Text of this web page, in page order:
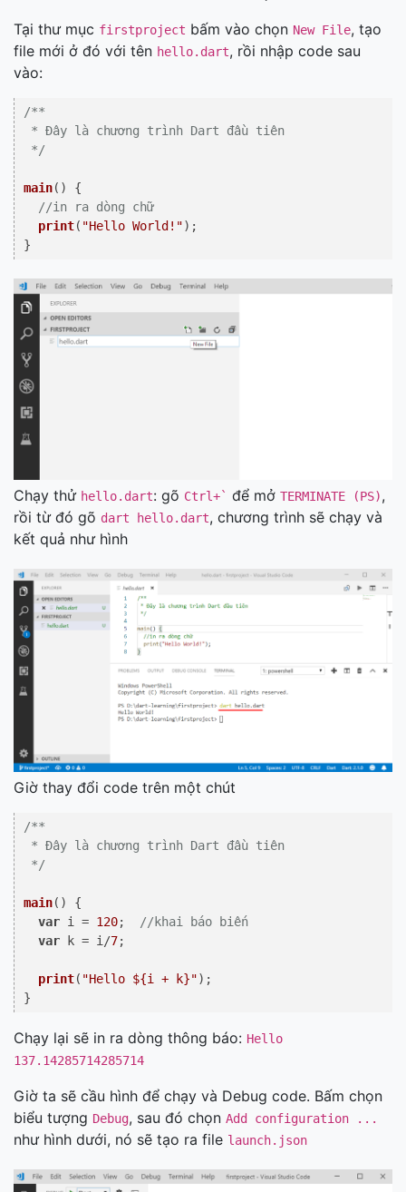
Tại thư mục firstproject bấm vào chọn New File, tạo
file mới ở đó với tên hello.dart, rồi nhập code sau
vào:
/**
* Đây là chương trình Dart đầu tiên
*/
main( ) {
//in ra dòng chữ
print( "Hello World!");
Chạy thử hello.dart: gõ Ctrl+` để mở TERMINATE (PS),
rồi từ đó gõ dart hello.dart, chương trình sẽ chạy và
kết quả như hình
Giờ thay đổi code trên một chút
/**
* Đây là chương trình Dart đầu tiên
*/
main( ) {
var i = 120;
//khai báo biến
var k = i/7;
print( "Hello ${i + k}");
Chạy lại sẽ in ra dòng thông báo: Hello
137.14285714285714
Giờ ta sẽ cầu hình để chạy và Debug code. Bấm chọn
biểu tượng Debug, sau đó chọn Add configuration ...
như hình dưới, nó sẽ tạo ra file launch.json